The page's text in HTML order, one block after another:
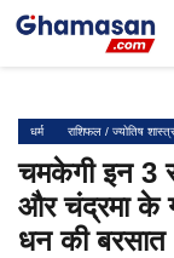
Skip
धर्म राशिफल / ज्योतिष शास्त्र
चमकेगी इन 3
और चंद्रमा के
धन की बरसात